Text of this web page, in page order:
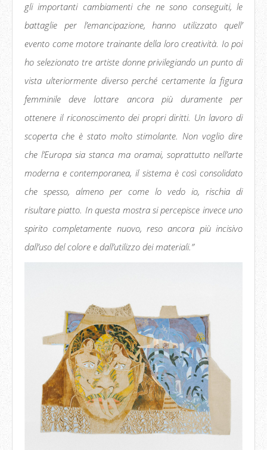
gli importanti cambiamenti che ne sono conseguiti, le
battaglie per l’emancipazione, hanno utilizzato quell’
evento come motore trainante della loro creatività. Io poi
ho selezionato tre artiste donne privilegiando un punto di
vista ulteriormente diverso perché certamente la figura
femminile deve lottare ancora più duramente per
ottenere il riconoscimento dei propri diritti. Un lavoro di
scoperta che è stato molto stimolante. Non voglio dire
che l’Europa sia stanca ma oramai, soprattutto nell’arte
moderna e contemporanea, il sistema è così consolidato
che spesso, almeno per come lo vedo io, rischia di
risultare piatto. In questa mostra si percepisce invece uno
spirito completamente nuovo, reso ancora più incisivo
dall’uso del colore e dall’utilizzo dei materiali.”